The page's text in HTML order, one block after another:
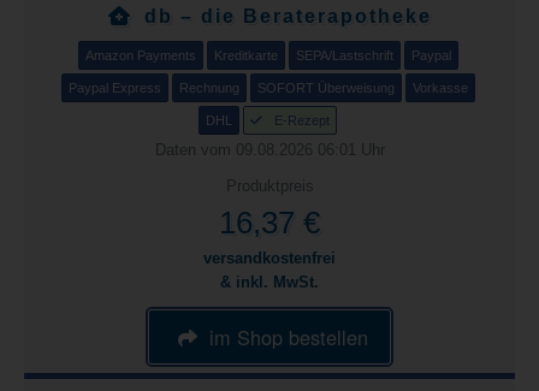
db – die Beraterapotheke
Amazon Payments Kreditkarte SEPA/Lastschrift Paypal
Paypal Express Rechnung SOFORT Überweisung Vorkasse
DHL E-Rezept
Daten vom 09.08.2026 06:01 Uhr
Produktpreis
16,37 €
versandkostenfrei
& inkl. MwSt.
im Shop bestellen